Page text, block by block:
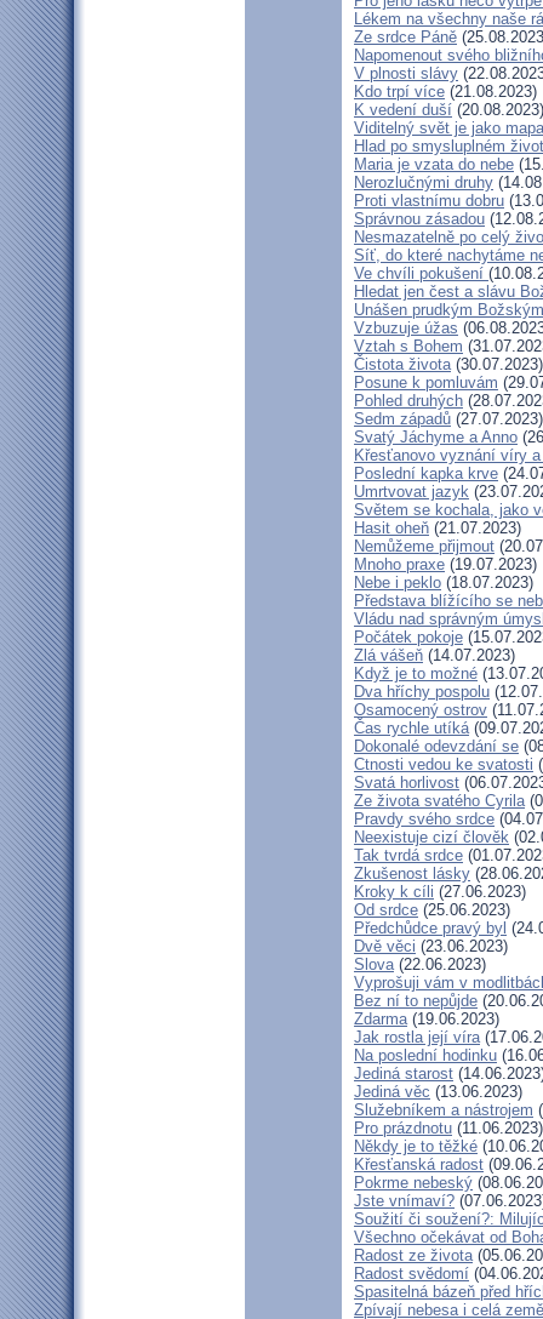
Lékem na všechny naše
Ze srdce Páně
Napomenout svého
V plnosti slávy
Kdo trpí více (21.08.2023)
K vedení duší (20.08.2023)
Viditelný svět je jako mapa
Hlad po smysluplném
Maria je vzata do nebe
Nerozlučnými druhy
Proti vlastnímu dobru
Správnou zásadou
Nesmazatelně po celý
Síť, do které nachytáme
Ve chvíli pokušení
Hledat jen čest a slávu
Unášen prudkým
Vzbuzuje úžas
Vztah s Bohem
Čistota života(30.07.2023)
Posune k pomluvám
Pohled druhých
Sedm západů (27.07.2023)
Svatý Jáchyme a Anno
Křesťanovo vyznání víry
Poslední kapka krve
Umrtvovat jazyk
Světem se kochala, jako
Hasit oheň (21.07.2023)
Nemůžeme přijmout
Mnoho praxe (19.07.2023)
Nebe i peklo (18.07.2023)
Představa blížícího se
Vládu nad správným
Počátek pokoje
Zlá vášeň (14.07.2023)
Když je to možné
Dva hříchy pospolu
Osamocený ostrov
Čas rychle utíká
Dokonalé odevzdání se
Ctnosti vedou ke svatosti
Svatá horlivost
Ze života svatého Cyrila
Pravdy svého srdce
Neexistuje cizí člověk
Tak tvrdá srdce
Zkušenost lásky
Kroky k cíli (27.06.2023)
Od srdce (25.06.2023)
Předchůdce pravý byl
Dvě věci (23.06.2023)
Slova(22.06.2023)
Vyprošuji vám v
Bez ní to nepůjde
Zdarma(19.06.2023)
Jak rostla její víra
Na poslední hodinku
Jediná starost
Jediná věc (13.06.2023)
Služebníkem a nástrojem
Pro prázdnotu (11.06.2023)
Někdy je to těžké
Křesťanská radost
Pokrme nebeský
Jste vnímaví?
Soužití či soužení?:
Všechno očekávat od
Radost ze života
Radost svědomí
Spasitelná bázeň před
Zpívají nebesa i celá země